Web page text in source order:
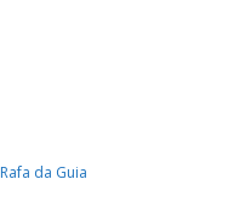
Rafa da Guia